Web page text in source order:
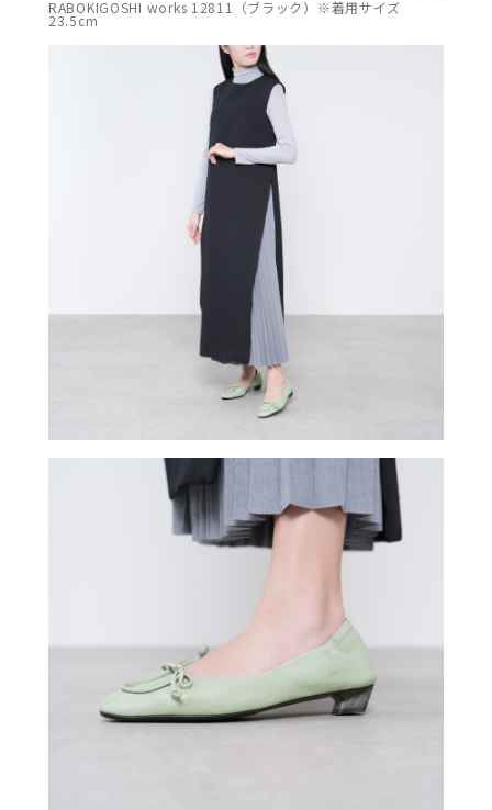
RABOKIGOSHI works 12811（ブラック）※着用サイズ
23.5cm